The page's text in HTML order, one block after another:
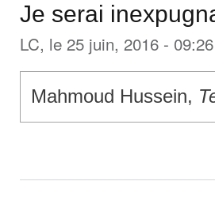
Je serai
LC, le 25 juin, 2016 - 09:26
Mahmoud Hussein,